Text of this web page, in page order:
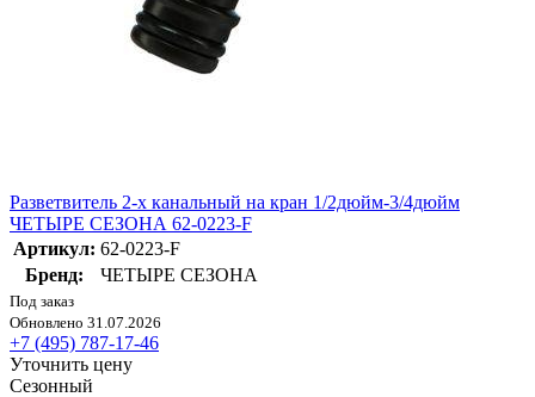
Разветвитель 2-х канальный на кран 1/2дюйм-3/4дюйм
ЧЕТЫРЕ СЕЗОНА 62-0223-F
Артикул: 62-0223-F
Бренд:
ЧЕТЫРЕ СЕЗОНА
Под заказ
Обновлено 31.07.2026
+7 (495) 787-17-46
Уточнить цену
Сезонный